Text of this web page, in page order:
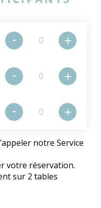
- +
- +
- +
notre Service
votre réservation.
sur 2 tables